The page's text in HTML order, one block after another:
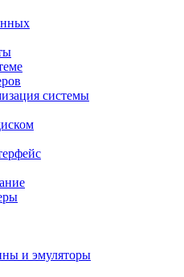
системы
и эмуляторы